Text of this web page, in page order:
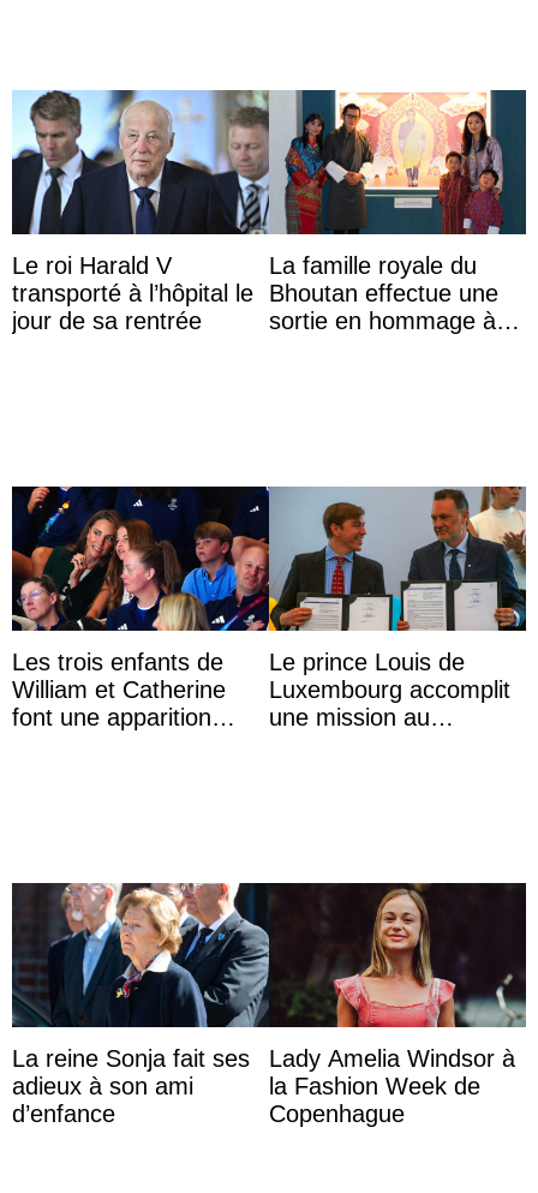
Le roi Harald V
transporté à l’hôpital le
jour de sa rentrée
La famille royale du
Bhoutan effectue une
sortie en hommage à
Les trois enfants de
William et Catherine
font une apparition
Le prince Louis de
Luxembourg accomplit
une mission au
La reine Sonja fait ses
adieux à son ami
d’enfance
Lady Amelia Windsor à
la Fashion Week de
Copenhague